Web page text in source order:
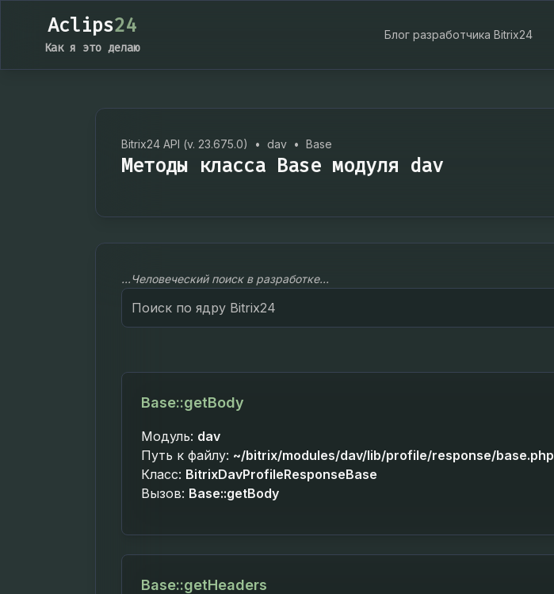
Aclips24
Как я это делаю
Блог разработчика Bitrix24
Bitrix24 API (v. 23.675.0) • dav • Base
Методы класса Base модуля dav
...Человеческий поиск в разработке...
Search
for:
Base::getBody
Модуль: dav
Путь к файлу: ~/bitrix/modules/dav/lib/profile/response/base.php
Класс: BitrixDavProfileResponseBase
Вызов: Base::getBody
Base::getHeaders